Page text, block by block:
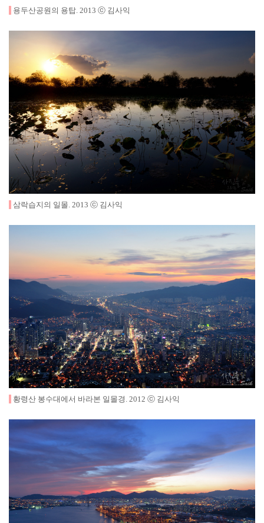
용두산공원의 용탑. 2013 ⓒ 김사익
삼락습지의 일몰. 2013 ⓒ 김사익
황령산 봉수대에서 바라본 일몰경 . 2012 ⓒ 김사익